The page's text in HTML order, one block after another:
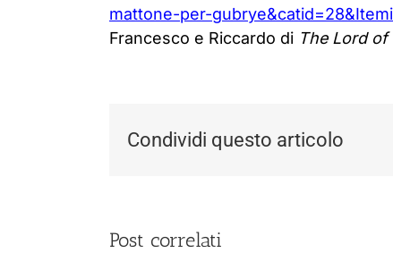
mattone-per-
Francesco e Riccardo di The Lord of
Condividi questo articolo
Post correlati